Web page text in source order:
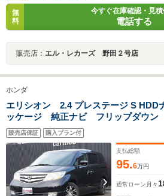
無
料
今すぐ在庫確認・見
電話する
販売店： エル・レカーズ 野田２号店
ホンダ
エリシオン 2.4 プレステージ S HDD
ッケージ 純正ナビ フリップダウ
販売店保証 購入プラン付
支払総額
95.6万円
通常ローン 月々